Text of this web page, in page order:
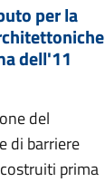
per la
dell'11
del
di barriere
prima